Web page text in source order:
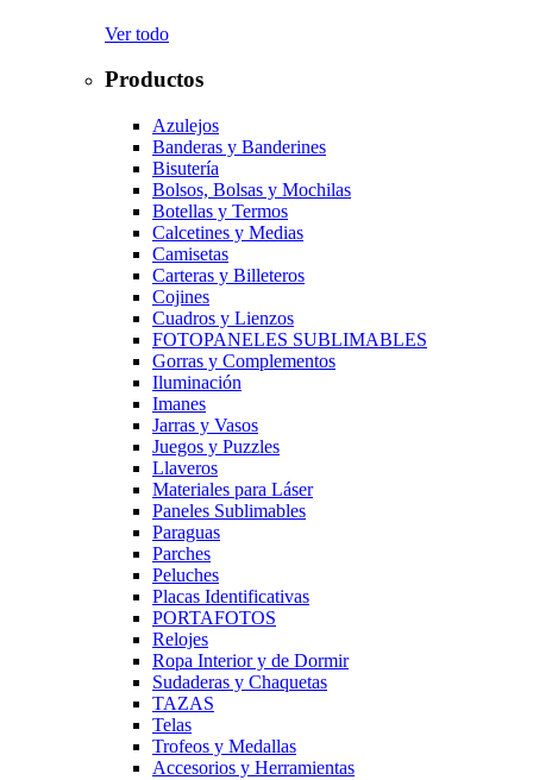
Ver todo
Productos
Azulejos
Banderas y Banderines
Bisutería
Bolsos, Bolsas y Mochilas
Botellas y Termos
Calcetines y Medias
Camisetas
Carteras y Billeteros
Cojines
Cuadros y Lienzos
FOTOPANELES SUBLIMABLES
Gorras y Complementos
Iluminación
Imanes
Jarras y Vasos
Juegos y Puzzles
Llaveros
Materiales para Láser
Paneles Sublimables
Paraguas
Parches
Peluches
Placas Identificativas
PORTAFOTOS
Relojes
Ropa Interior y de Dormir
Sudaderas y Chaquetas
TAZAS
Telas
Trofeos y Medallas
Accesorios y Herramientas